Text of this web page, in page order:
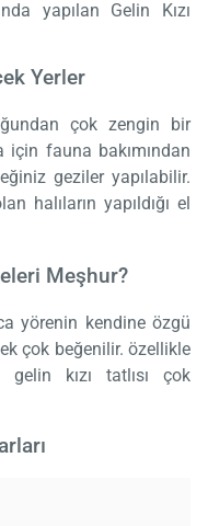
yapılan Gelin Kızı
Yerler
çok zengin bir
fauna bakımından
geziler yapılabilir.
halıların yapıldığı el
Meşhur?
yörenin kendine özgü
çok beğenilir. özellikle
gelin kızı tatlısı çok